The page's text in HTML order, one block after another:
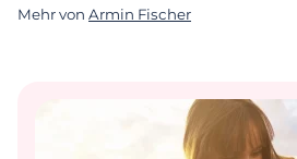
Mehr von Armin Fischer